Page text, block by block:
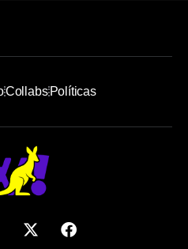
CollabsPolíticas